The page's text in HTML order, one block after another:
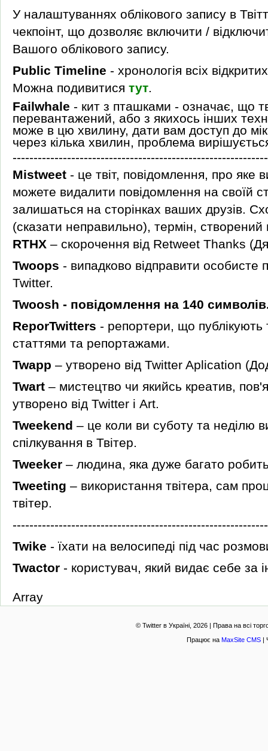
У налаштуваннях облікового запису в
чекпоінт, що дозволяє включити /
Вашого облікового запису.
Public Timeline - хронологія всіх
Можна подивитися тут.
Failwhale - кит з пташками - означає, що
перевантажений, або з якихось інших
може в цю хвилину, дати вам доступ до
через кілька хвилин, проблема
Mistweet - це твіт, повідомлення, про яке
можете видалити повідомлення на своїй
залишаться на сторінках ваших друзів.
(сказати неправильно), термін,
RTHX – скорочення від Retweet Thanks
Twoops - випадково відправити особисте
Twitter.
Twoosh - повідомлення на 140
ReporTwitters - репортери, що публікують
статтями та репортажами.
Twapp – утворено від Twitter Aplication
Twart – мистецтво чи якийсь креатив,
утворено від Twitter і Art.
Tweekend – це коли ви суботу та неділю
спілкування в Твітер.
Tweeker – людина, яка дуже багато робить
Tweeting – використання твітера, сам
твітер.
Twike - їхати на велосипеді під час
Twactor - користувач, який видає себе за
Array
© Twitter в Україні, 2026 | Права на всі
Працює на MaxSite CMS|